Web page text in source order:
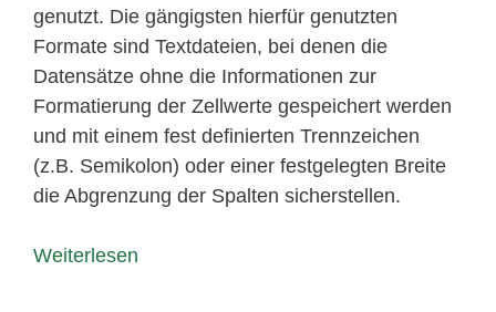
genutzt. Die gängigsten hierfür genutzten
Formate sind Textdateien, bei denen die
Datensätze ohne die Informationen zur
Formatierung der Zellwerte gespeichert werden
und mit einem fest definierten Trennzeichen
(z.B. Semikolon) oder einer festgelegten Breite
die Abgrenzung der Spalten sicherstellen.
Weiterlesen